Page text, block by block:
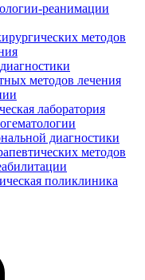
реанимации
методов
методов лечения
лаборатория
диагностики
методов
поликлиника